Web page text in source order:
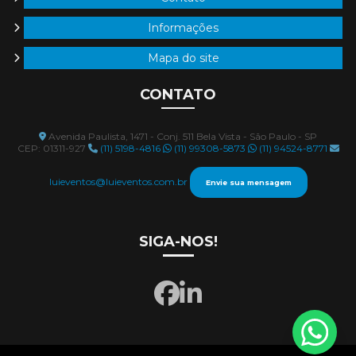
Produtora de eventos em são paulo
Produtora de eventos sp
Produtora de convenção de vendas
Informações
Mapa do site
CONTATO
Avenida Paulista, 1471 - Conj. 511 Bela Vista - São Paulo - SP
CEP: 01311-927
(11) 5198-4816 (11) 99308-5873 (11) 94524-8771
luieventos@luieventos.com.br Envie sua mensagem
SIGA-NOS!